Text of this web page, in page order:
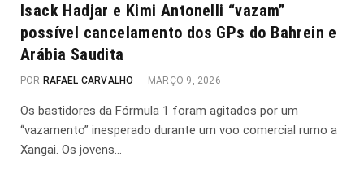
Isack Hadjar e Kimi Antonelli “vazam”
possível cancelamento dos GPs do Bahrein e
Arábia Saudita
POR RAFAEL CARVALHO MARÇO 9, 2026
Os bastidores da Fórmula 1 foram agitados por um
“vazamento” inesperado durante um voo comercial rumo a
Xangai. Os jovens…